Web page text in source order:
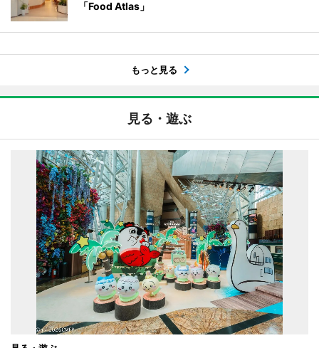
「Food Atlas」
もっと見る
見る・遊ぶ